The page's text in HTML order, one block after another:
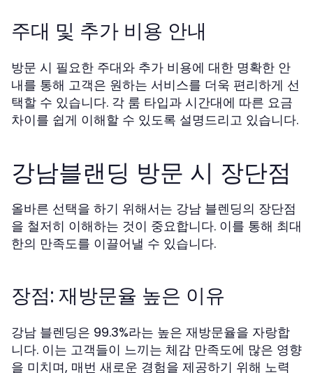
주대 및 추가 비용 안내
방문 시 필요한 주대와 추가 비용에 대한 명확한 안
내를 통해 고객은 원하는 서비스를 더욱 편리하게 선
택할 수 있습니다. 각 룸 타입과 시간대에 따른 요금
차이를 쉽게 이해할 수 있도록 설명드리고 있습니다.
강남블랜딩 방문 시 장단점
올바른 선택을 하기 위해서는 강남 블렌딩의 장단점
을 철저히 이해하는 것이 중요합니다. 이를 통해 최대
한의 만족도를 이끌어낼 수 있습니다.
장점: 재방문율 높은 이유
강남 블렌딩은 99.3%라는 높은 재방문율을 자랑합
니다. 이는 고객들이 느끼는 체감 만족도에 많은 영향
을 미치며, 매번 새로운 경험을 제공하기 위해 노력